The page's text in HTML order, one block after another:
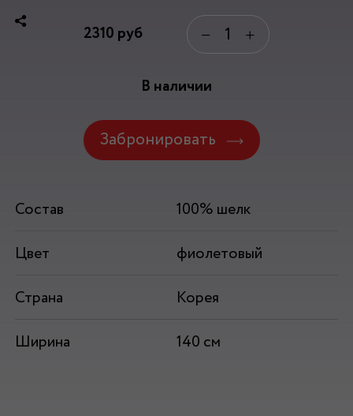
2310 руб − +
В наличии
Забронировать
Состав
100% шелк
Цвет
фиолетовый
Страна
Корея
Ширина
140 см